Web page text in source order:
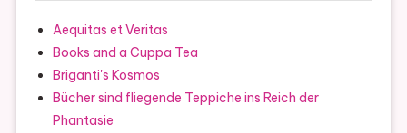
Aequitas et Veritas
Books and a Cuppa Tea
Briganti's Kosmos
Bücher sind fliegende Teppiche ins Reich der
Phantasie